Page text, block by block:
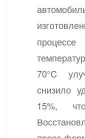
70°C
снизило
15%,